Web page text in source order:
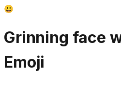
😃
Grinning face
Emoji